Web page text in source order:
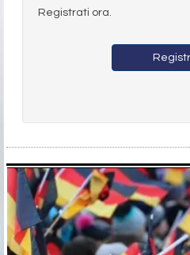
Registrati ora.